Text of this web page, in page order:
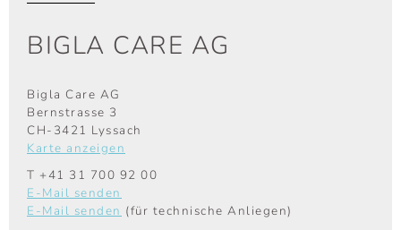
BIGLA CARE AG
Bigla Care AG
Bernstrasse 3
CH-3421 Lyssach
Karte anzeigen
T +41 31 700 92 00
E-Mail senden
E-Mail senden (für technische Anliegen)